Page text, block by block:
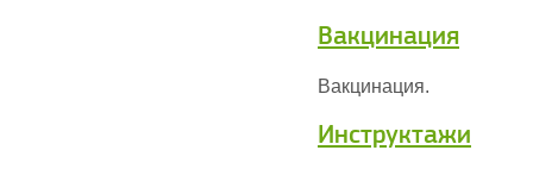
Вакцинация
Вакцинация.
Инструктажи